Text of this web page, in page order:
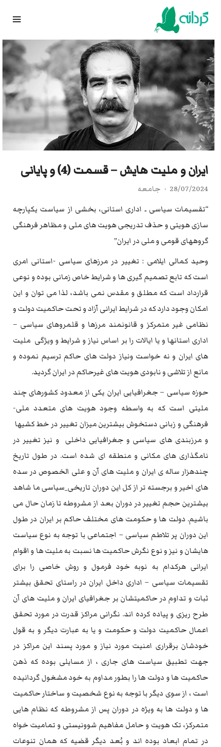
Skip
content
ایران و ملیت هایش – قسمت (4) و پایانی
28/07/2024
جامعه
“تقسیمات سیاسی ـ اداری استانی، بخشی از سیاست یکپارچه
سازی هویتی و حذف تدریجی هویت های ملی و مظاهر فرهنگی
گروههای قومی و ملی در ایران”
وحید کمالی ایلامی : تغییر در مرزهای سیاسی -استانی امری
است که تابع تصمیم گیری ها و شرایط خاص زمانی بوده و نوعی
قرارداد است که مطلق و مقدس نمی باشد، لذا می توان و این
امکان وجود دارد که در شرایط ایرانی آزاد و تحت حاکمیت دولت و
نظامی غیر متمرکز و قانونمند مرزها و قلمروهای سیاسی –
اداری استانها و یا ایالات را بر اساس نیاز و شرایط و ویژگی ملیت
های ایران و نه خواست ونیاز دولت های حاکم ترسیم نموده و
مانع از تلاشی و نابودی هویت های غیرحاکم در ایران گردید.
حوزه سیاسی – جغرافیایی ایران یکی از معدود کشورهای چند
ملیتی است که به واسطه وجود هویت های متعدد ملی-
فرهنگی و زبانی دستخوش بیشترین میزان تغییر در خط کشیها
و مرزبندی های سیاسی و جغرافیایی داخلی و نیز تغییر در
نامگذاری های مکانی و منطقه ای شده است. در طول تاریخ
چندهزار ساله ی ایران و ملیت های آن و علی الخصوص در سده
های اخیر و برجسته تر از کل این دوران تاریخی_سیاسی ما شاهد
بیشترین حجم تغییر در دوران بعد از مشروطه تا زمان حال می
باشیم. دولت ها و حکومت های مختلف حاکم بر ایران در طول
این دوران پر تلاطم سیاسی – اجتماعی با توجه به نوع سیاست
هایشان و نیز و نوع نگرش حاکمیت ها نسبت به ملیت ها و اقوام
ایرانی هرکدام به نوبه خود فرمول و روش خاصی را برای
تقسیمات سیاسی – اداری داخل ایران در راستای تحقق بیشتر
ثبات و تداوم در حاکمیتشان بر جغرافیای ایران و ملیت های آن
طرح ریزی و پیاده کرده اند. نگرانی مراکز قدرت در مورد تحقق
اعمال حاکمیت دولت و حکومت و یا به عبارت دیگر و به قول
خودشان برقراری امنیت مورد نیاز و مورد پسند این مراکز در
جهت تطبیق سیاست های جاری ، از مسایلی بوده که ذهن
حاکمیت ها و دولت ها را بطور مداوم به خود مشغول گردانیده
است ، از سوی دیگر با توجه به نوع شخصیت و ساختار حاکمیت
ها و دولت ها به ویژه در دوران پس از مشروطه که نظام هایی
متمرکز، تک هویت و حامل مفاهیم شوونیستی و تمامیت خواه
در تمام ابعاد بوده اند و بُعد دیگر قضیه که همان تنوعات